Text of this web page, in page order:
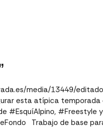
media/13449/
esta atípica
de #EsquíAlpino,
Trabajo de base